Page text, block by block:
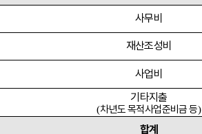
사무비
재산조성비
사업비
기타지출
(차년도 목적사업준비금 등)
합계